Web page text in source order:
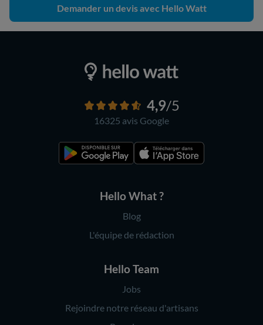
Demander un devis avec Hello Watt
4,9/5
16325 avis Google
Hello What ?
Blog
L'équipe de rédaction
Hello Team
Jobs
Rejoindre notre réseau d'artisans